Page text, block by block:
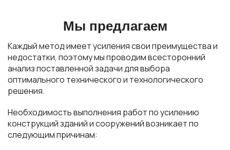
Мы предлагаем
Каждый метод имеет усиления свои преимущества и
недостатки, поэтому мы проводим всесторонний
анализ поставленной задачи для выбора
оптимального технического и технологического
решения.
Необходимость выполнения работ по усилению
конструкций зданий и сооружений возникает по
следующим причинам: